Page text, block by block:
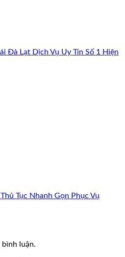
Đà Lạt Dịch Vụ Uy Tín Số 1 Hiện
Tục Nhanh Gọn Phục Vụ
bình luận.